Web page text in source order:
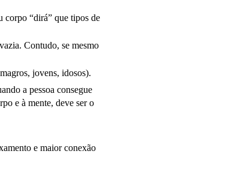
corpo “dirá” que tipos de
Contudo, se mesmo
jovens, idosos).
a pessoa consegue
e à mente, deve ser o
e maior conexão